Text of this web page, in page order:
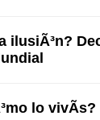
ilusiÃ³n?
lo vivÃ­s?